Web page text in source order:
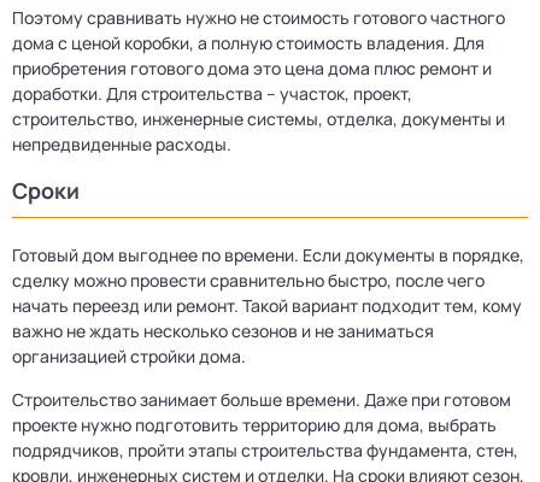
Поэтому сравнивать нужно не стоимость готового частного
дома с ценой коробки, а полную стоимость владения. Для
приобретения готового дома это цена дома плюс ремонт и
доработки. Для строительства – участок, проект,
строительство, инженерные системы, отделка, документы и
непредвиденные расходы.
Сроки
Готовый дом выгоднее по времени. Если документы в порядке,
сделку можно провести сравнительно быстро, после чего
начать переезд или ремонт. Такой вариант подходит тем, кому
важно не ждать несколько сезонов и не заниматься
организацией стройки дома.
Строительство занимает больше времени. Даже при готовом
проекте нужно подготовить территорию для дома, выбрать
подрядчиков, пройти этапы строительства фундамента, стен,
кровли, инженерных систем и отделки. На сроки влияют сезон,